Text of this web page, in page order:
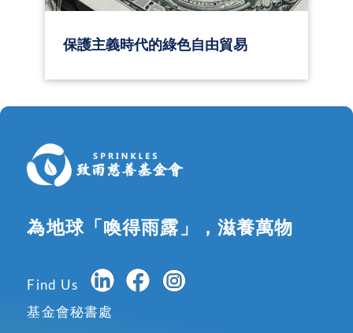
保護主義時代的綠色自由貿易
為地球「喚得雨露」，滋養萬物
Find Us
基金會秘書處